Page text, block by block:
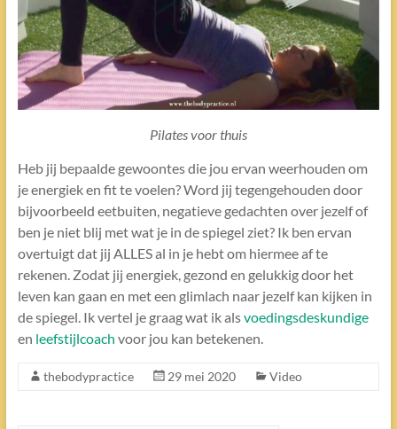
Pilates voor thuis
Heb jij bepaalde gewoontes die jou ervan weerhouden om
je energiek en fit te voelen? Word jij tegengehouden door
bijvoorbeeld eetbuiten, negatieve gedachten over jezelf of
ben je niet blij met wat je in de spiegel ziet? Ik ben ervan
overtuigt dat jij ALLES al in je hebt om hiermee af te
rekenen. Zodat jij energiek, gezond en gelukkig door het
leven kan gaan en met een glimlach naar jezelf kan kijken in
de spiegel. Ik vertel je graag wat ik alsvoedingsdeskundige
en leefstijlcoach voor jou kan betekenen.
thebodypractice 29 mei 2020 Video